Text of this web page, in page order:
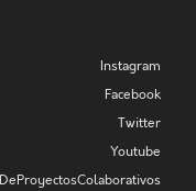
Instagram
Facebook
Twitter
Youtube